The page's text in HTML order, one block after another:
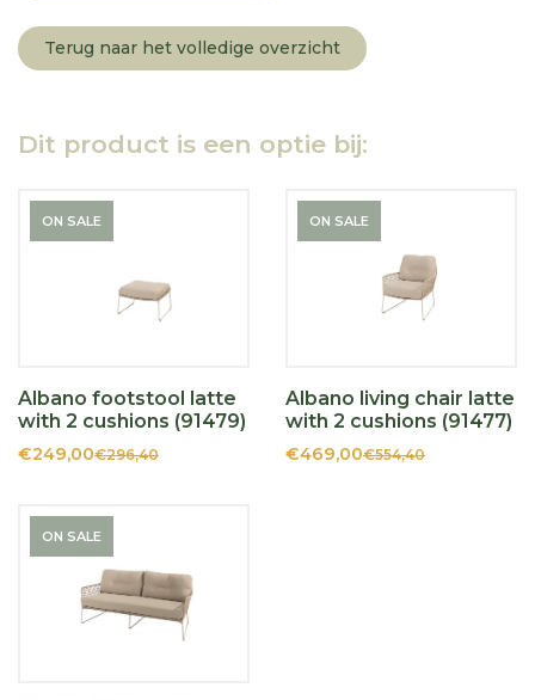
Terug naar het volledige overzicht
Dit product is een optie bij:
ON SALE
Albano footstool latte
with 2 cushions (91479)
€249,00€296,40
ON SALE
Albano living chair latte
with 2 cushions (91477)
€469,00€554,40
ON SALE